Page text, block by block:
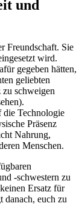
und
Freundschaft. Sie
wird.
gegeben hätten,
geliebten
schweigen
die Technologie
Präsenz
Nahrung,
Menschen.
-schwestern zu
Ersatz für
danach, euch zu